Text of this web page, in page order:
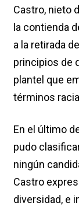
Castro, nieto
la contienda
a la retirada
principios de
plantel que
términos
En el último
pudo
ningún
Castro
diversidad, e